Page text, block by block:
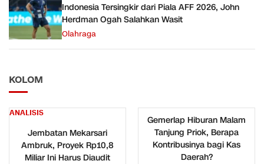
Indonesia Tersingkir dari Piala AFF 2026, John
Herdman Ogah Salahkan Wasit
Olahraga
KOLOM
ANALISIS
Jembatan Mekarsari
Ambruk, Proyek Rp10,8
Miliar Ini Harus Diaudit
Gemerlap Hiburan Malam
Tanjung Priok, Berapa
Kontribusinya bagi Kas
Daerah?